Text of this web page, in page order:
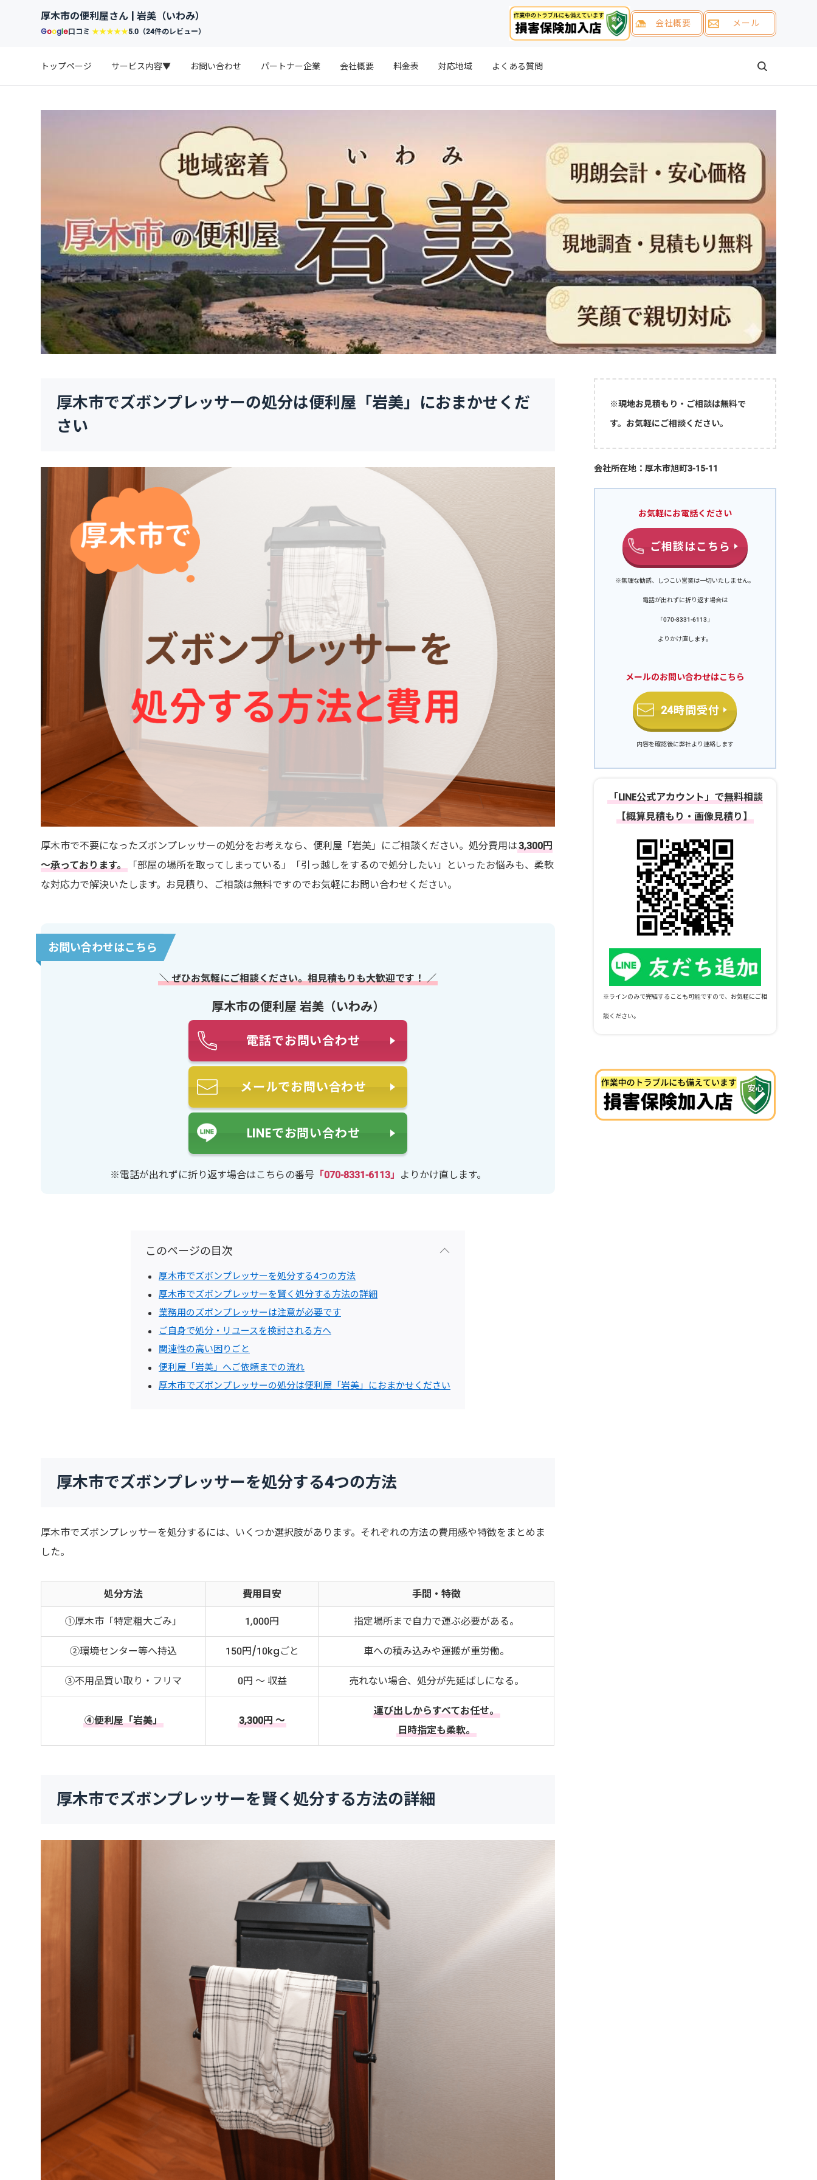
厚木市の便利屋さん | 岩美（いわみ）
Google口コミ★★★★★5.0（24件のレビュー）
トップページ サービス内容▼ お問い合わせ パートナー企業 会社概要 料金表 対応地域 よくある質問
会社概要 メール
厚木市でズボンプレッサーの処分は便利屋「岩美」におまかせくだ
さい
厚木市で不要になったズボンプレッサーの処分をお考えなら、便利屋「岩美」にご相談ください。処分費用は3,300円
～承っております。 「部屋の場所を取ってしまっている」「引っ越しをするので処分したい」といったお悩みも、柔軟
な対応力で解決いたします。お見積り、ご相談は無料ですのでお気軽にお問い合わせください。
お問い合わせはこちら
＼ ぜひお気軽にご相談ください。相見積もりも大歓迎です！ ／
厚木市の便利屋 岩美（いわみ）
電話でお問い合わせ
メールでお問い合わせ
LINEでお問い合わせ
※電話が出れずに折り返す場合はこちらの番号「070-8331-6113」 よりかけ直します。
このページの目次
厚木市でズボンプレッサーを処分する4つの方法
厚木市でズボンプレッサーを賢く処分する方法の詳細
業務用のズボンプレッサーは注意が必要です
ご自身で処分・リユースを検討される方へ
関連性の高い困りごと
便利屋「岩美」へご依頼までの流れ
厚木市でズボンプレッサーの処分は便利屋「岩美」におまかせください
厚木市でズボンプレッサーを処分する4つの方法
厚木市でズボンプレッサーを処分するには、いくつか選択肢があります。それぞれの方法の費用感や特徴をまとめま
した。
処分方法 費用目安
手間・特徴
①厚木市「特定粗大ごみ」
1,000円 指定場所まで自力で運ぶ必要がある。
②環境センター等へ持込 150円/10kgごと 車への積み込みや運搬が重労働。
③不用品買い取り・フリマ 0円 ～ 収益 売れない場合、処分が先延ばしになる。
④便利屋「岩美」 3,300円 ～
運び出しからすべてお任せ。
日時指定も柔軟。
厚木市でズボンプレッサーを賢く処分する方法の詳細
※現地お見積もり・ご相談は無料で
す。お気軽にご相談ください。
会社所在地：厚木市旭町3-15-11
お気軽にお電話ください
ご相談はこちら
※無理な勧誘、しつこい営業は一切いたしません。
電話が出れずに折り返す場合は
「070-8331-6113」
よりかけ直します。
メールのお問い合わせはこちら
24時間受付
内容を確認後に弊社より連絡します
「LINE公式アカウント」で無料相談
【概算見積もり・画像見積り】
※ラインのみで完結することも可能ですので、お気軽にご相
談ください。